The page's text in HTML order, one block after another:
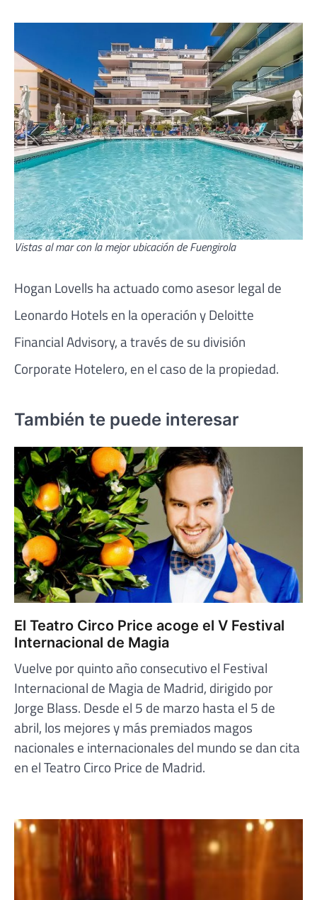
Vistas al mar con la mejor ubicación de Fuengirola
Hogan Lovells ha actuado como asesor legal de
Leonardo Hotels en la operación y Deloitte
Financial Advisory, a través de su división
Corporate Hotelero, en el caso de la propiedad.
También te puede interesar
El Teatro Circo Price acoge el V Festival
Internacional de Magia
Vuelve por quinto año consecutivo el Festival
Internacional de Magia de Madrid, dirigido por
Jorge Blass. Desde el 5 de marzo hasta el 5 de
abril, los mejores y más premiados magos
nacionales e internacionales del mundo se dan cita
en el Teatro Circo Price de Madrid.